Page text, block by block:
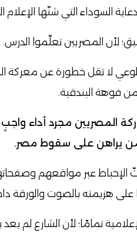
السوداء التي شنّها الإعلام
لأن المصريين تعلّموا الدرس.
لا تقل خطورة عن معركة
من فوهة البندقية.
المصريين مجرد أداء واجبٍ
يراهن على سقوط مصر.
بثّ الإحباط عبر مواقعهم
على هزيمته بالصوت والورقة
تمامًا؛ لأن الشارع لم